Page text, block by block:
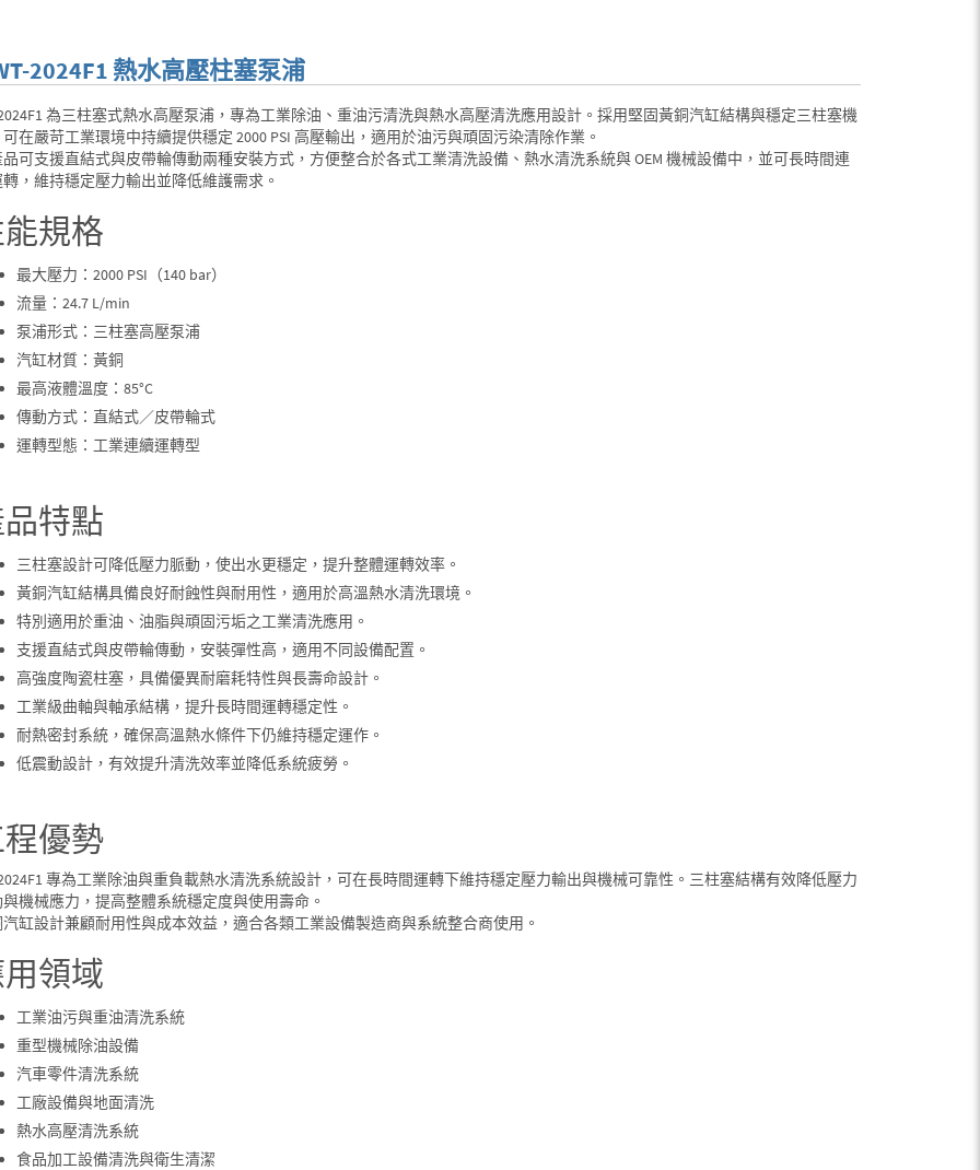
2024F1 熱水高壓柱塞泵浦
為三柱塞式熱水高壓泵浦，專為工業除油、重油污清洗與熱水高壓清洗應用設計。採用堅固黃銅汽缸結構與穩定三柱塞機
在嚴苛工業環境中持續提供穩定 2000 PSI 高壓輸出，適用於油污與頑固污染清除作業。
可支援直結式與皮帶輪傳動兩種安裝方式，方便整合於各式工業清洗設備、熱水清洗系統與 OEM 機械設備中，並可長時間連
，維持穩定壓力輸出並降低維護需求。
規格
最大壓力：2000 PSI（140 bar）
流量：24.7 L/min
泵浦形式：三柱塞高壓泵浦
汽缸材質：黃銅
最高液體溫度：85°C
傳動方式：直結式／皮帶輪式
運轉型態：工業連續運轉型
特點
三柱塞設計可降低壓力脈動，使出水更穩定，提升整體運轉效率。
黃銅汽缸結構具備良好耐蝕性與耐用性，適用於高溫熱水清洗環境。
特別適用於重油、油脂與頑固污垢之工業清洗應用。
支援直結式與皮帶輪傳動，安裝彈性高，適用不同設備配置。
高強度陶瓷柱塞，具備優異耐磨耗特性與長壽命設計。
工業級曲軸與軸承結構，提升長時間運轉穩定性。
耐熱密封系統，確保高溫熱水條件下仍維持穩定運作。
低震動設計，有效提升清洗效率並降低系統疲勞。
優勢
專為工業除油與重負載熱水清洗系統設計，可在長時間運轉下維持穩定壓力輸出與機械可靠性。三柱塞結構有效降低壓力
機械應力，提高整體系統穩定度與使用壽命。
缸設計兼顧耐用性與成本效益，適合各類工業設備製造商與系統整合商使用。
領域
工業油污與重油清洗系統
重型機械除油設備
汽車零件清洗系統
工廠設備與地面清洗
熱水高壓清洗系統
食品加工設備清洗與衛生清潔